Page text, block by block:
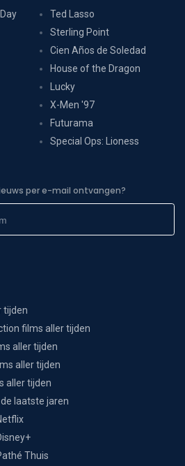
Ted Lasso
Sterling Point
Cien Años de Soledad
House of the Dragon
Lucky
X-Men '97
Futurama
Special Ops: Lioness
per e-mail ontvangen?
tijden
films aller tijden
aller tijden
aller tijden
aller tijden
laatste jaren
Thuis